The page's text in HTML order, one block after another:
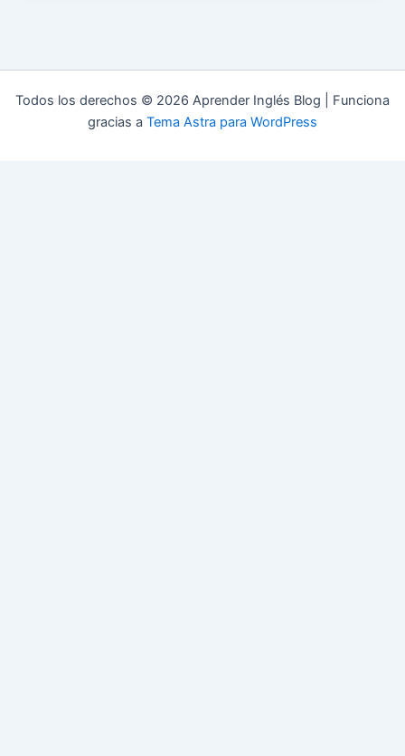
Todos los derechos © 2026 Aprender Inglés Blog | Funciona
gracias a Tema Astra para WordPress